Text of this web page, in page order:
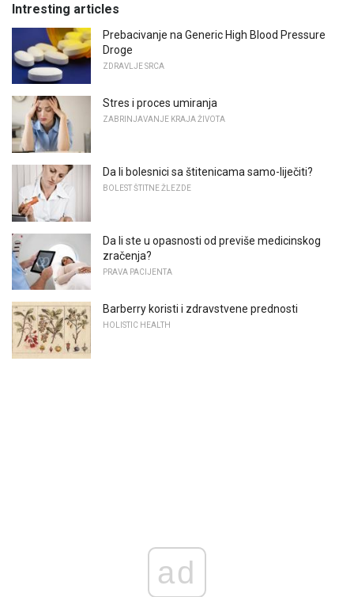
Intresting articles
Prebacivanje na Generic High Blood Pressure
Droge
ZDRAVLJE SRCA
Stres i proces umiranja
ZABRINJAVANJE KRAJA ŽIVOTA
Da li bolesnici sa štitenicama samo-liječiti?
BOLEST ŠTITNE ŽLEZDE
Da li ste u opasnosti od previše medicinskog
zračenja?
PRAVA PACIJENTA
Barberry koristi i zdravstvene prednosti
HOLISTIC HEALTH
ad